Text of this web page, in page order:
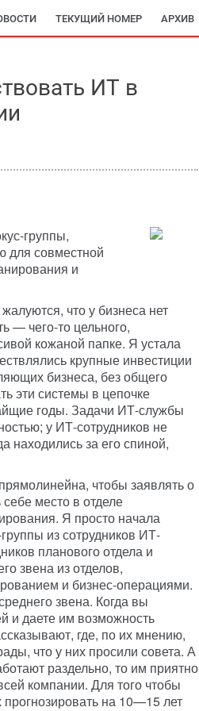
ТЕКУЩИЙ НОМЕР АРХИВ
ИТ в
группы,
для совместной
и
что у бизнеса нет
— чего-то цельного,
кожаной папке. Я устала
крупные инвестиции
бизнеса, без общего
эти системы в цепочке
годы. Задачи ИТ-службы
у ИТ-сотрудников не
находились за его спиной,
чтобы заявлять о
место в отделе
Я просто начала
из сотрудников ИТ-
планового отдела и
звена из отделов,
и бизнес-операциями.
звена. Когда вы
и даете им возможность
где, по их мнению,
что у них просили совета. А
раздельно, то им приятно
компании. Для того чтобы
на 10—15 лет